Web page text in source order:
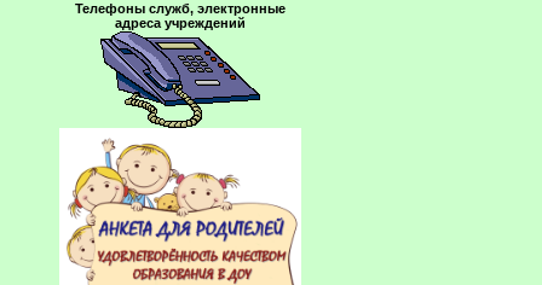
Телефоны служб, электронные
адреса учреждений